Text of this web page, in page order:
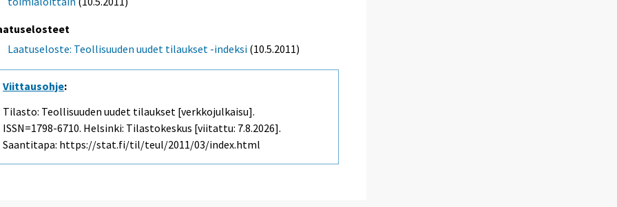
Laatuseloste: Teollisuuden uudet tilaukset -indeksi (10.5.2011)
Viittausohje:
Tilasto: Teollisuuden uudet tilaukset [verkkojulkaisu].
ISSN=1798-6710. Helsinki: Tilastokeskus [viitattu: 7.8.2026].
Saantitapa: https://stat.fi/til/teul/2011/03/index.html